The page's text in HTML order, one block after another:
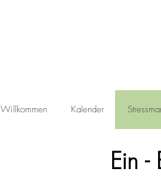
Willkommen Kalender
Ein